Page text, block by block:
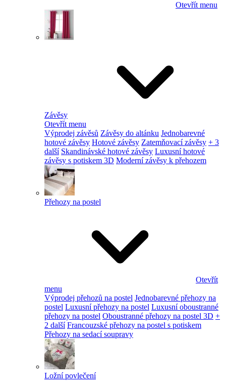
Otevřít menu
Závěsy
Otevřít menu
Výprodej závěsů Závěsy do altánku Jednobarevné
hotové závěsy Hotové závěsy Zatemňovací závěsy + 3
další Skandinávské hotové závěsy Luxusní hotové
závěsy s potiskem 3D Moderní závěsy k přehozem
Přehozy na postel
Otevřít
menu
Výprodej přehozů na postel Jednobarevné přehozy na
postel Luxusní přehozy na postel Luxusní oboustranné
přehozy na postel Oboustranné přehozy na postel 3D +
2 další Francouzské přehozy na postel s potiskem
Přehozy na sedací soupravy
Ložní povlečení